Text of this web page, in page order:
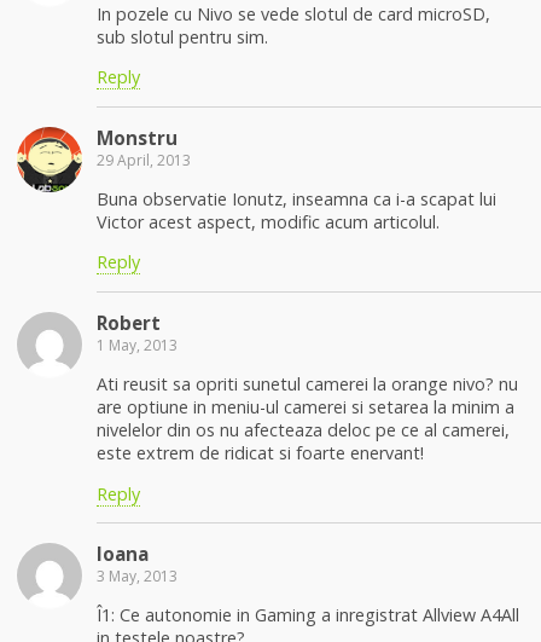
In pozele cu Nivo se vede slotul de card microSD,
sub slotul pentru sim.
Reply
Monstru
29 April, 2013
Buna observatie Ionutz, inseamna ca i-a scapat lui
Victor acest aspect, modific acum articolul.
Reply
Robert
1 May, 2013
Ati reusit sa opriti sunetul camerei la orange nivo? nu
are optiune in meniu-ul camerei si setarea la minim a
nivelelor din os nu afecteaza deloc pe ce al camerei,
este extrem de ridicat si foarte enervant!
Reply
Ioana
3 May, 2013
Î1: Ce autonomie in Gaming a inregistrat Allview A4All